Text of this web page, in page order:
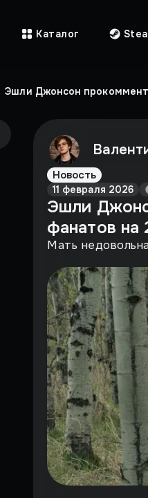
Каталог
Эшли Джонсон
Новость
11 февраля 2026
Эшли
фанатов на
Мать